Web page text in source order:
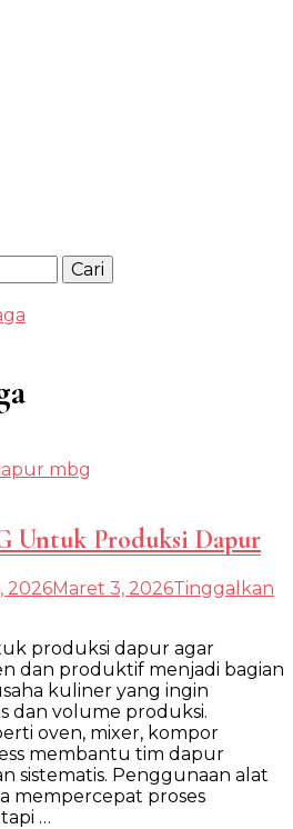
Untuk Produksi Dapur
2026Maret 3, 2026Tinggalkan
produksi dapur agar
dan produktif menjadi bagian
kuliner yang ingin
dan volume produksi.
oven, mixer, kompor
membantu tim dapur
sistematis. Penggunaan alat
mempercepat proses
…